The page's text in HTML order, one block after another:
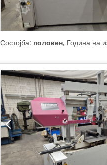
Состојба: половен, Година на